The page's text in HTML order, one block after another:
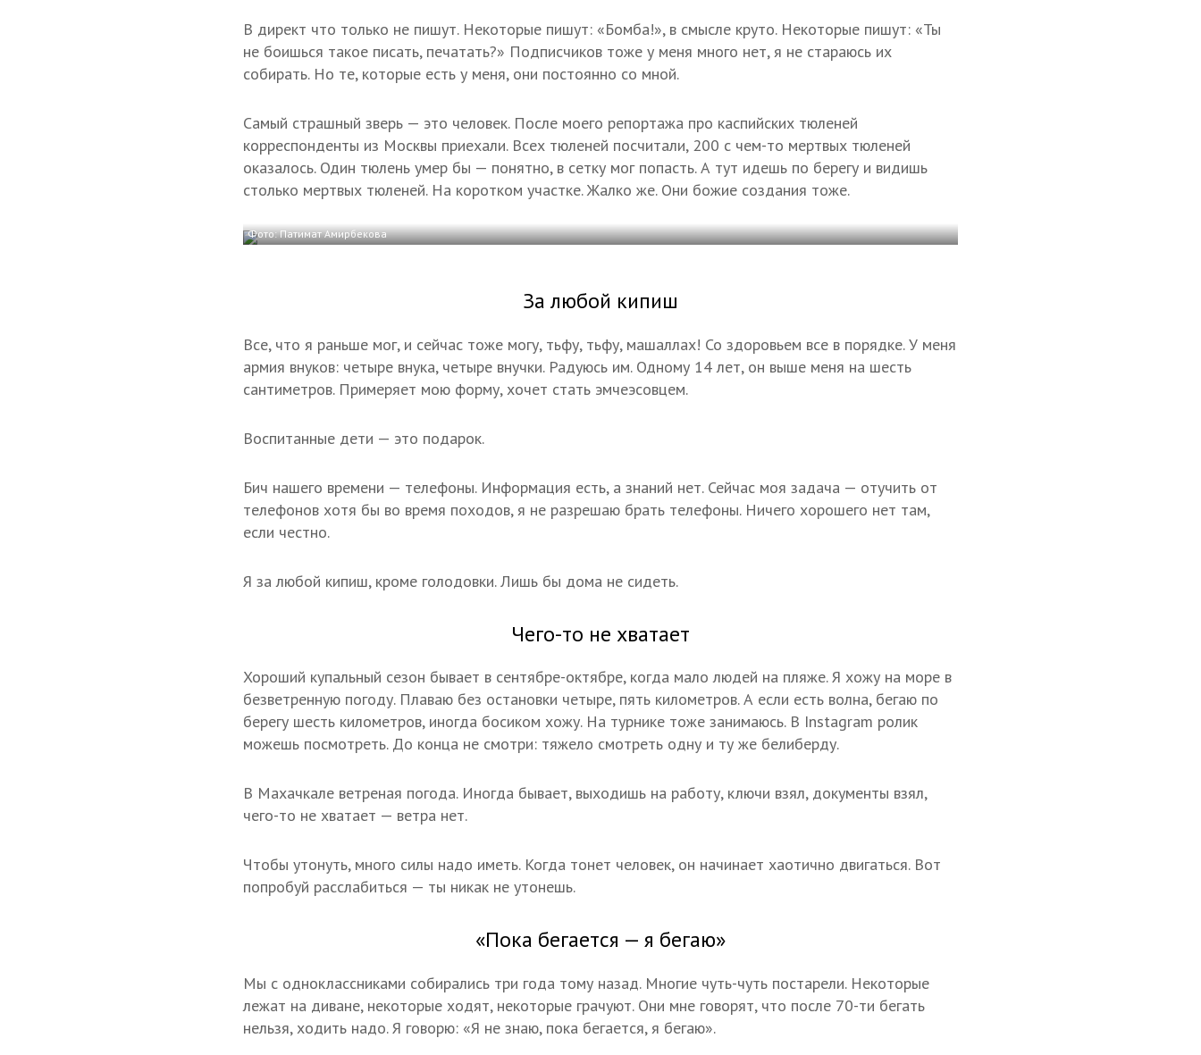
В директ что только не пишут. Некоторые пишут: «Бомба!», в смысле круто. Некоторые пишут: «Ты
не боишься такое писать, печатать?» Подписчиков тоже у меня много нет, я не стараюсь их
собирать. Но те, которые есть у меня, они постоянно со мной.
Самый страшный зверь — это человек. После моего репортажа про каспийских тюленей
корреспонденты из Москвы приехали. Всех тюленей посчитали, 200 с чем-то мертвых тюленей
оказалось. Один тюлень умер бы — понятно, в сетку мог попасть. А тут идешь по берегу и видишь
столько мертвых тюленей. На коротком участке. Жалко же. Они божие создания тоже.
Фото: Патимат Амирбекова
За любой кипиш
Все, что я раньше мог, и сейчас тоже могу, тьфу, тьфу, машаллах! Со здоровьем все в порядке. У меня
армия внуков: четыре внука, четыре внучки. Радуюсь им. Одному 14 лет, он выше меня на шесть
сантиметров. Примеряет мою форму, хочет стать эмчеэсовцем.
Воспитанные дети — это подарок.
Бич нашего времени — телефоны. Информация есть, а знаний нет. Сейчас моя задача — отучить от
телефонов хотя бы во время походов, я не разрешаю брать телефоны. Ничего хорошего нет там,
если честно.
Я за любой кипиш, кроме голодовки. Лишь бы дома не сидеть.
Чего-то не хватает
Хороший купальный сезон бывает в сентябре-октябре, когда мало людей на пляже. Я хожу на море в
безветренную погоду. Плаваю без остановки четыре, пять километров. А если есть волна, бегаю по
берегу шесть километров, иногда босиком хожу. На турнике тоже занимаюсь. В Instagram ролик
можешь посмотреть. До конца не смотри: тяжело смотреть одну и ту же белиберду.
В Махачкале ветреная погода. Иногда бывает, выходишь на работу, ключи взял, документы взял,
чего-то не хватает — ветра нет.
Чтобы утонуть, много силы надо иметь. Когда тонет человек, он начинает хаотично двигаться. Вот
попробуй расслабиться — ты никак не утонешь.
«Пока бегается — я бегаю»
Мы с одноклассниками собирались три года тому назад. Многие чуть-чуть постарели. Некоторые
лежат на диване, некоторые ходят, некоторые грачуют. Они мне говорят, что после 70-ти бегать
нельзя, ходить надо. Я говорю: «Я не знаю, пока бегается, я бегаю».